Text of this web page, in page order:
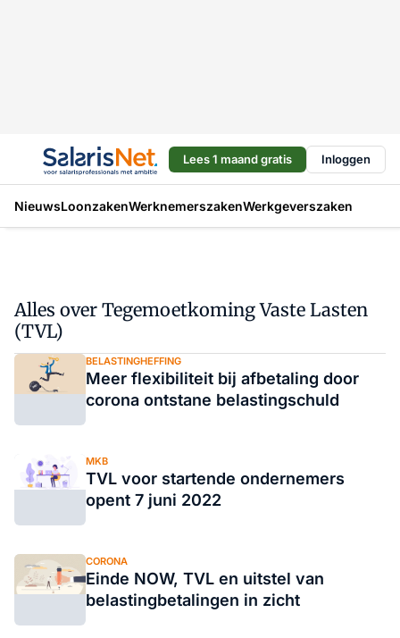
Lees 1 maand gratis Inloggen
NieuwsLoonzakenWerknemerszakenWerkgeverszaken
Alles over Tegemoetkoming Vaste Lasten
(TVL)
BELASTINGHEFFING
Meer flexibiliteit bij afbetaling door
corona ontstane belastingschuld
MKB
TVL voor startende ondernemers
opent 7 juni 2022
CORONA
Einde NOW, TVL en uitstel van
belastingbetalingen in zicht